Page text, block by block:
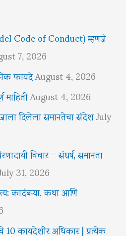
Code of Conduct) म्हणजे
7, 2026
फायदेAugust 4, 2026
August 4, 2026
दिलेला समानतेचा संदेशJuly
विचार – संघर्ष, समानता
31, 2026
कादंबऱ्या, कथा आणि
कायदेशीर अधिकार | प्रत्येक